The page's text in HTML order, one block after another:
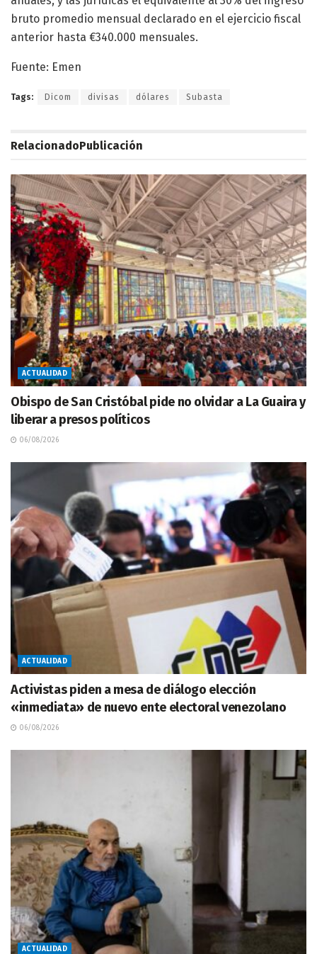
bruto promedio mensual declarado en el ejercicio fiscal
anterior hasta €340.000 mensuales.
Fuente: Emen
Tags: Dicom divisas dólares Subasta
RelacionadoPublicación
ACTUALIDAD
Obispo de San Cristóbal pide no olvidar a La Guaira y
liberar a presos políticos
06/08/2026
ACTUALIDAD
Activistas piden a mesa de diálogo elección
«inmediata» de nuevo ente electoral venezolano
06/08/2026
ACTUALIDAD